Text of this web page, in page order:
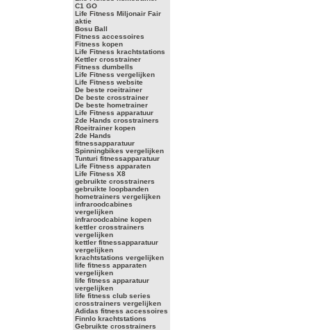
C1 GO
Life Fitness Miljonair Fair
aktie
Bosu Ball
Fitness accessoires
Fitness kopen
Life Fitness krachtstations
Kettler crosstrainer
Fitness dumbells
Life Fitness vergelijken
Life Fitness website
De beste roeitrainer
De beste crosstrainer
De beste hometrainer
Life Fitness apparatuur
2de Hands crosstrainers
Roeitrainer kopen
2de Hands
fitnessapparatuur
Spinningbikes vergelijken
Tunturi fitnessapparatuur
Life Fitness apparaten
Life Fitness X8
gebruikte crosstrainers
gebruikte loopbanden
hometrainers vergelijken
infraroodcabines
vergelijken
infraroodcabine kopen
kettler crosstrainers
vergelijken
kettler fitnessapparatuur
vergelijken
krachtstations vergelijken
life fitness apparaten
vergelijken
life fitness apparatuur
vergelijken
life fitness club series
crosstrainers vergelijken
Adidas fitness accessoires
Finnlo krachtstations
Gebruikte crosstrainers